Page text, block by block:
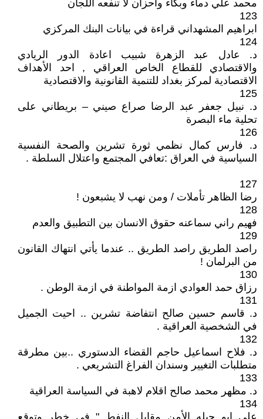
محمد علي دماء وبكاء واحزان لا تنفعه اللجان
123
ابراهيم المشهداني قراءة في بيانات البنك المركزي
124
د. عادل عبد الزهرة شبيب اعادة الدور الريادي
والاقتصادي للقطاع الخاص العراقي , احد الأهداف
الاقتصادية لمركز بغداد للتنمية القانونية والاقتصادية
125
د. نبيل جعفر عبد الرضا صراع صيني – بريطاني على
تحلية ماء البصرة
126
د. فارس كمال نظمي ثورة تشرين والصحة النفسية
السياسية في العراق :تعافي المجتمع واعتلال السلطة .
127
رضا الظاهر تأملات / ومن نهب لا يشبعون !
128
فهيم راني سماعنه حقوق الانسان بين التطبيق والعدم
129
راصد الطريق راصد الطريق .. عندما يأتي انتهاك القانون
من البرلمان !
130
رزاق حمد العوادي ازمة المواطنة في ازمة الوطن .
131
د. قاسم حسين صالح انتفاضة تشرين .. احيت الجميل
في الشخصية العراقية .
132
د. فلاح اسماعيل حاجم القضاء الدستوري ..بين مطرقة
متطلبات التغيير وسندان الفراغ التشريعي .
133
د. مظهر محمد صالح اقلام لاهبة في السياسة العراقية
134